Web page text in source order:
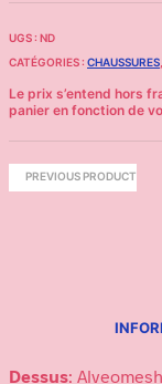
UGS : ND
CATÉGORIES : CHAUSSURES
PREVIOUS PRODUCT
Dessus: